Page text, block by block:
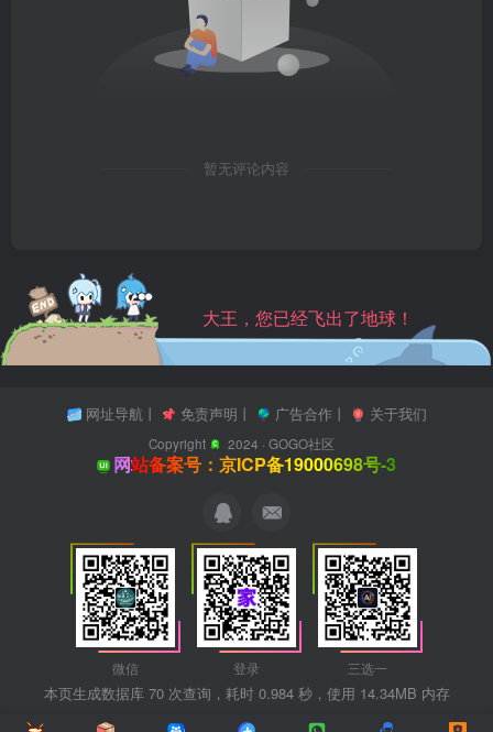
暂无评论内容
大王，您已经飞出了地球！
网址导航丨 免责声明 丨 广告合作丨 关于我们
Copyright 2024 ·GOGO社区
网站备案号：京ICP备19000698号-3
微信 登录 三选一
本页生成数据库 70 次查询，耗时 0.984 秒，使用 14.34MB 内存